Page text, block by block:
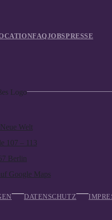
FAQJOBSPRESSE
Welt
107 – 113
Berlin
Google Maps
DATENSCHUTZ